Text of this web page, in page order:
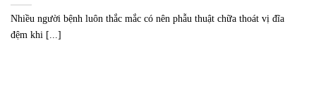
Nhiều người bệnh luôn thắc mắc có nên phẫu thuật chữa thoát vị đĩa
đệm khi [...]